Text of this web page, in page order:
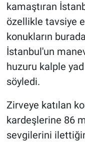
kamaştıran
özellikle tavsiye
konukların
İstanbul'un
huzuru kalple yad
söyledi.
Zirveye katılan
kardeşlerine 86
sevgilerini